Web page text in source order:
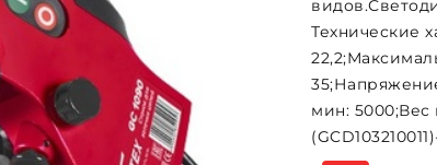
Технические
мин: 5000;Вес